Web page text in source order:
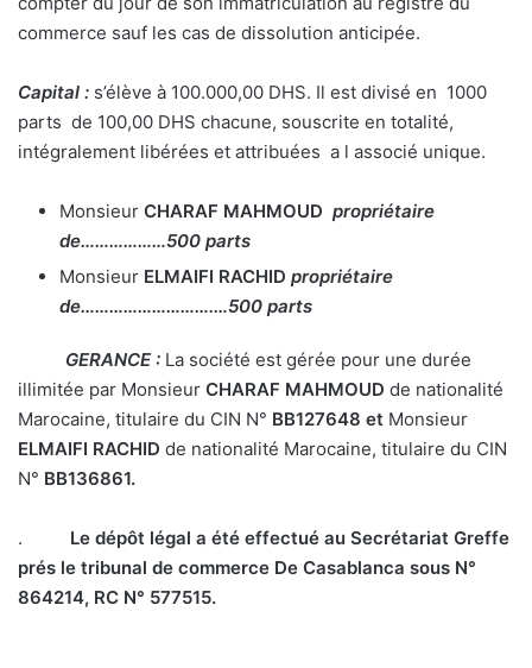
commerce sauf les cas de dissolution anticipée.
Capital : s’élève à 100.000,00 DHS. Il est divisé en 1000
parts de 100,00 DHS chacune, souscrite en totalité,
intégralement libérées et attribuées a l associé unique.
Monsieur CHARAF MAHMOUD propriétaire
de………………500 parts
Monsieur ELMAIFI RACHID propriétaire
de……………………….…500 parts
GERANCE : La société est gérée pour une durée
illimitée par Monsieur CHARAF MAHMOUD de nationalité
Marocaine, titulaire du CIN N° BB127648 et Monsieur
ELMAIFI RACHID de nationalité Marocaine, titulaire du CIN
N° BB136861.
.
Le dépôt légal a été effectué au Secrétariat Greffe
prés le tribunal de commerce De Casablanca sous N°
864214, RC N° 577515.